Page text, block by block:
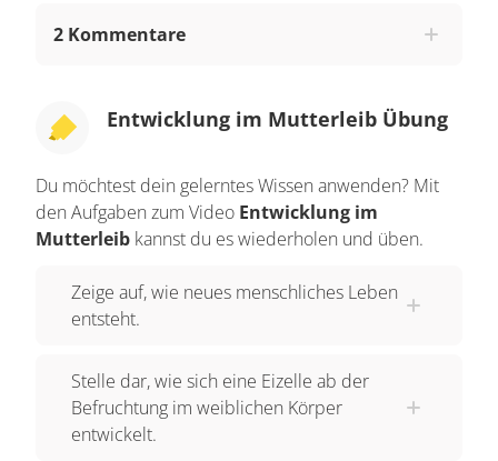
Leben beginnt dann, wenn die Eizelle einer Frau
Geschlechtsverkehr gelangen Millionen von
wenige hunderte anschließend in den Eileiter.
Hat es eine Spermienzelle in den Eileiter
passiert die Verschmelzung. Meist verschmilzt
nur EINE Spermienzelle mit der Eizelle. Da eine
übrigens nur eine recht kurze Lebensdauer von
zwölf bis vierundzwanzig Stunden hat, kann der
Kopf einer Spermienzelle ausschließlich in dieser
2 Kommentare
Entwicklung im Mutterleib Übung
Du möchtest dein gelerntes Wissen anwenden? Mit
den Aufgaben zum Video Entwicklung im
Mutterleib kannst du es wiederholen und üben.
Zeige auf, wie neues menschliches Leben
entsteht.
Stelle dar, wie sich eine Eizelle ab der
Befruchtung im weiblichen Körper
entwickelt.